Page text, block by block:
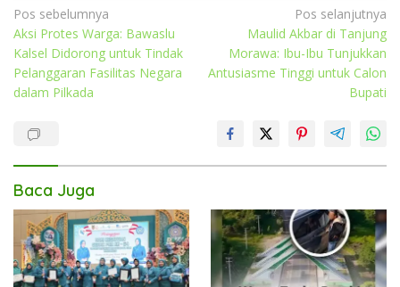
Navigasi
pos
Pos sebelumnya
Aksi Protes Warga: Bawaslu
Kalsel Didorong untuk Tindak
Pelanggaran Fasilitas Negara
dalam Pilkada
Pos selanjutnya
Maulid Akbar di Tanjung
Morawa: Ibu-Ibu Tunjukkan
Antusiasme Tinggi untuk Calon
Bupati
Baca Juga